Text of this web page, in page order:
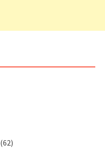
(62)